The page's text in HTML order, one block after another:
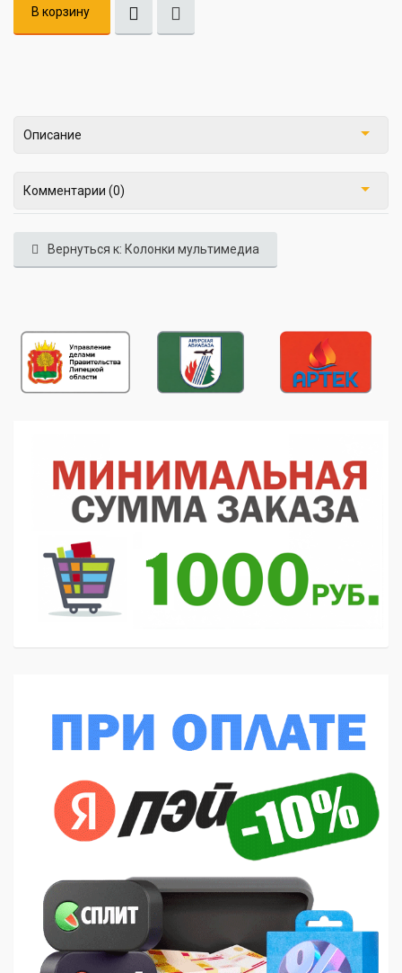
В корзину
Описание
Комментарии (0)
Вернуться к: Колонки мультимедиа